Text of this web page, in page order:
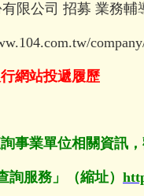
限公司 招募 業務輔
網站投遞履歷
事業單位相關資訊，
服務」（縮址）